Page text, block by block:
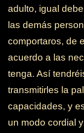
adulto, igual
las demás
comportaros, de
acuerdo a las
tenga. Así
transmitirles la
capacidades, y
un modo cordial